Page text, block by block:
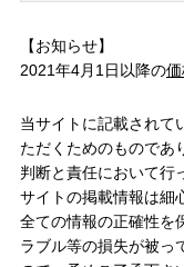
【お知らせ】
2021年4月1日以降の
当サイトに記載されて
ただくためのものであ
判断と責任において行
サイトの掲載情報は細
全ての情報の正確性を
ラブル等の損失が被っ